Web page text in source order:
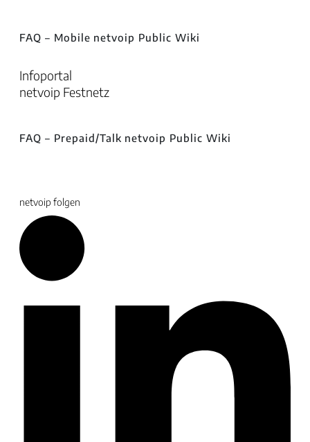
FAQ – Mobile netvoip Public Wiki
Infoportal
netvoip Festnetz
FAQ – Prepaid/Talk netvoip Public Wiki
netvoip folgen